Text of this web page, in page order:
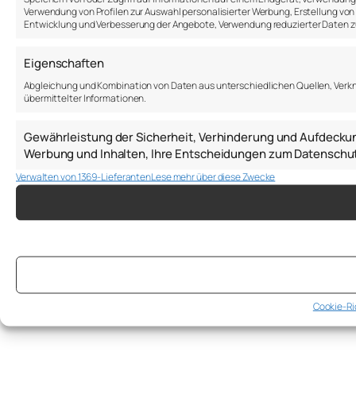
Verwendung von Profilen zur Auswahl personalisierter Werbung, Erstellung
Entwicklung und Verbesserung der Angebote, Verwendung reduzierter Daten
Eigenschaften
Abgleichung und Kombination von Daten aus unterschiedlichen Quellen,
übermittelter Informationen.
Gewährleistung der Sicherheit, Verhinderung und
Werbung und Inhalten, Ihre Entscheidungen zum
Verwalten von 1369-LieferantenLese mehr über diese Zwecke
Cookie-